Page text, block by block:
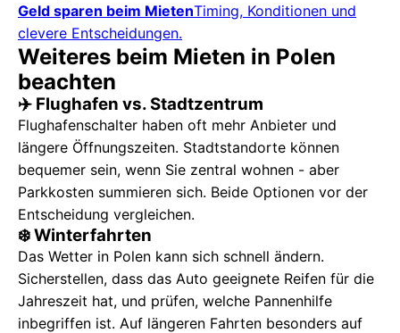
Geld sparen beim MietenTiming, Konditionen und
clevere Entscheidungen.
Weiteres beim Mieten in Polen
beachten
✈️ Flughafen vs. Stadtzentrum
Flughafenschalter haben oft mehr Anbieter und
längere Öffnungszeiten. Stadtstandorte können
bequemer sein, wenn Sie zentral wohnen - aber
Parkkosten summieren sich. Beide Optionen vor der
Entscheidung vergleichen.
❄️ Winterfahrten
Das Wetter in Polen kann sich schnell ändern.
Sicherstellen, dass das Auto geeignete Reifen für die
Jahreszeit hat, und prüfen, welche Pannenhilfe
inbegriffen ist. Auf längeren Fahrten besonders auf